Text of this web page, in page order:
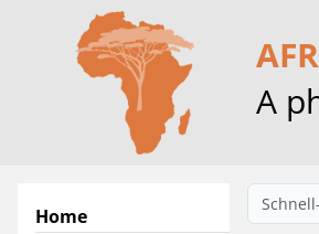
A
Home